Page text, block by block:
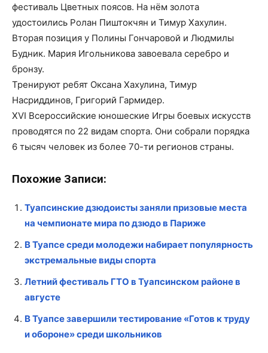
фестиваль Цветных поясов. На нём золота
удостоились Ролан Пиштокчян и Тимур Хахулин.
Вторая позиция у Полины Гончаровой и Людмилы
Будник. Мария Игольникова завоевала серебро и
бронзу.
Тренируют ребят Оксана Хахулина, Тимур
Насриддинов, Григорий Гармидер.
XVI Всероссийские юношеские Игры боевых искусств
проводятся по 22 видам спорта. Они собрали порядка
6 тысяч человек из более 70-ти регионов страны.
Похожие Записи:
Туапсинские дзюдоисты заняли призовые места
на чемпионате мира по дзюдо в Париже
В Туапсе среди молодежи набирает популярность
экстремальные виды спорта
Летний фестиваль ГТО в Туапсинском районе в
августе
В Туапсе завершили тестирование «Готов к труду
и обороне» среди школьников